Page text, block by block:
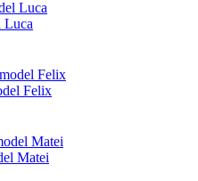
Luca
Felix
Matei